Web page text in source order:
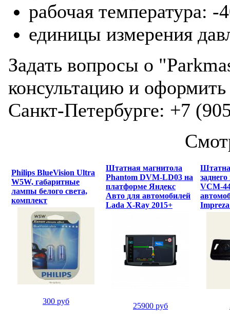
рабочая температура:
единицы измерения
Задать вопросы о
консультацию и
Санкт-Петербурге: +7
Philips BlueVision Ultra
W5W, габаритные
лампы белого света,
комплект
300 руб
Штатная магнитола
Phantom DVM-LD03 на
платформе Яндекс
Авто для автомобилей
Lada X-Ray 2015+
25900 руб
VCM-